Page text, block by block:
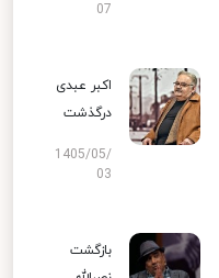
07
اکبر عبدی
درگذشت
1405/05/
03
بازگشت